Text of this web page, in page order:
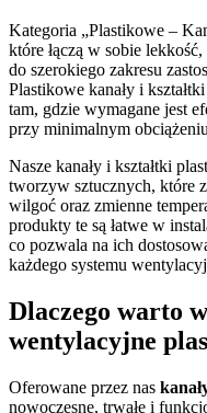
Kategoria „Plastikowe –
które łączą w sobie
do szerokiego zakresu
Plastikowe kanały i
tam, gdzie wymagane jest
przy minimalnym
Nasze kanały i kształtki
tworzyw sztucznych, które
wilgoć oraz zmienne
produkty te są łatwe w
co pozwala na ich
każdego systemu
Dlaczego warto
wentylacyjne
Oferowane przez nas
nowoczesne, trwałe i